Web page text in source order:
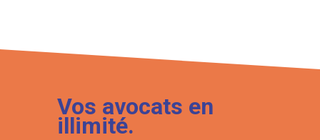
Vos avocats en
illimité.